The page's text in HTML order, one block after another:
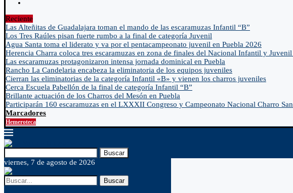
Reciente
Las Alteñitas de Guadalajara toman el mando de las escaramuzas Infantil “B”
Los Tres Raúles pisan fuerte rumbo a la final de categoría Juvenil
Agua Santa toma el liderato y va por el pentacampeonato juvenil en Puebla 2026
Herencia Charra coloca tres escaramuzas en zona de finales del Nacional Infantil y
Las escaramuzas protagonizaron intensa jornada dominical en Puebla
Rancho La Candelaria encabeza la eliminatoria de los equipos juveniles
Cierran las eliminatorias de la categoría Infantil «B» y vienen los charros juveniles
Cerca Escuela Pabellón de la final de categoría Infantil “B”
Brillante actuación de los Charros del Mesón en Puebla
Participarán 160 escaramuzas en el LXXXII Congreso y Campeonato Nacional Charro
Marcadores
Hemeroteca
Buscar
viernes, 7 de agosto de 2026
Buscar